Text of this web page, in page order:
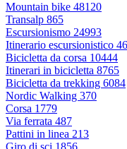
Mountain bike 48120
Transalp 865
Escursionismo 24993
Itinerario escursionistico
Bicicletta da corsa 10444
Itinerari in bicicletta 8765
Bicicletta da trekking 6084
Nordic Walking 370
Corsa 1779
Via ferrata 487
Pattini in linea 213